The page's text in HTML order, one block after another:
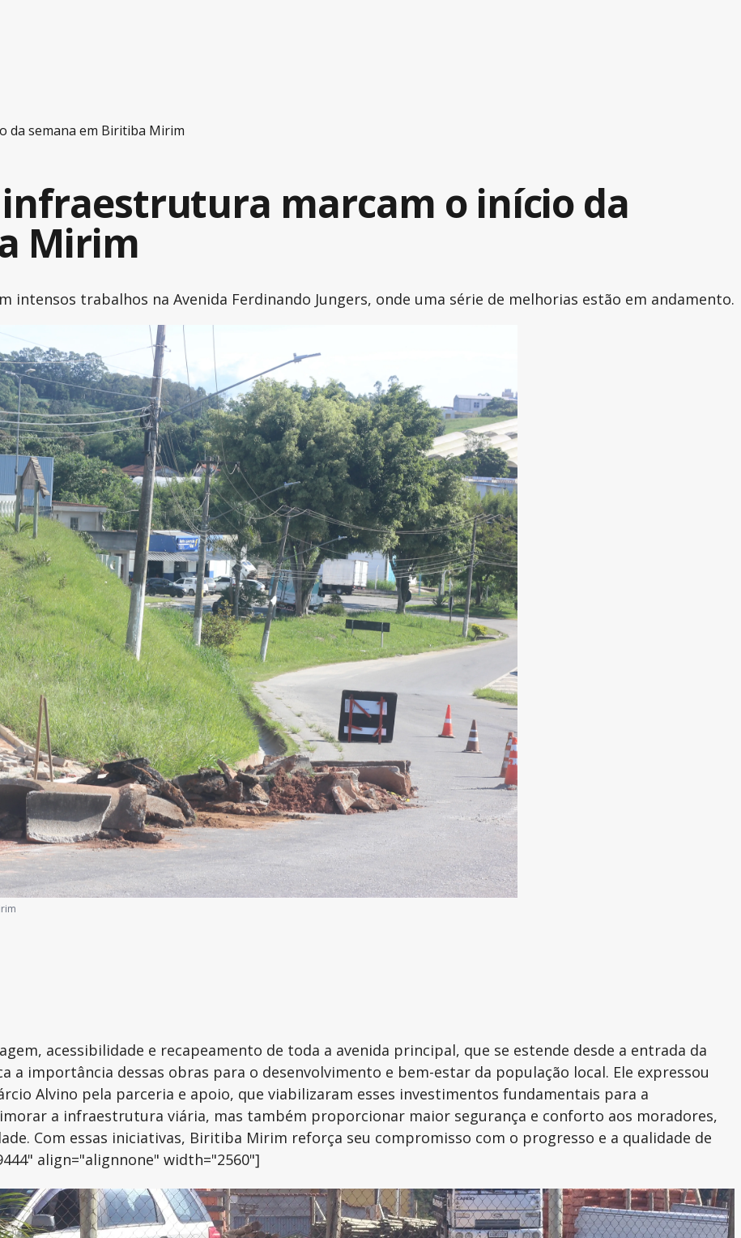
da semana em Biritiba Mirim
marcam o início da
Mirim
trabalhos na Avenida Ferdinando Jungers, onde uma série de melhorias estão em andamento.
acessibilidade e recapeamento de toda a avenida principal, que se estende desde a entrada da
a importância dessas obras para o desenvolvimento e bem-estar da população local. Ele expressou
Alvino pela parceria e apoio, que viabilizaram esses investimentos fundamentais para a
a infraestrutura viária, mas também proporcionar maior segurança e conforto aos moradores,
Com essas iniciativas, Biritiba Mirim reforça seu compromisso com o progresso e a qualidade de
align="alignnone" width="2560"]